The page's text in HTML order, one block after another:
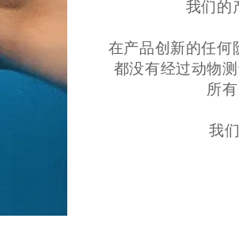
我们的
在产品创新的任何
都没有经过动物
所
我